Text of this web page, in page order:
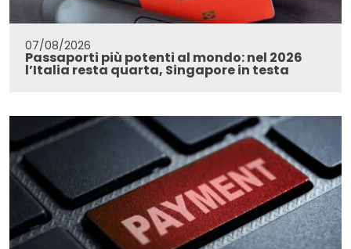
07/08/2026
Passaporti più potenti al mondo: nel 2026
l’Italia resta quarta, Singapore in testa